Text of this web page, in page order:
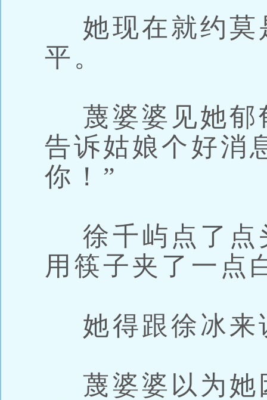
她现在就约莫
平。
蔑婆婆见她郁
告诉姑娘个好消
你！”
徐千屿点了点
用筷子夹了一点
她得跟徐冰来
蔑婆婆以为她